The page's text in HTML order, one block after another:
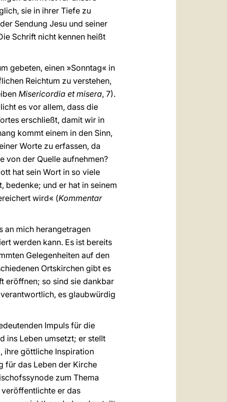
sie in ihrer Tiefe zu
Sendung Jesu und seiner
Schrift nicht kennen heißt
gebeten, einen »Sonntag« in
Reichtum zu verstehen,
Misericordia et misera, 7).
es vor allem, dass die
erschließt, damit wir in
kommt einem in den Sinn,
Worte zu erfassen, da
von der Quelle aufnehmen?
hat sein Wort in so viele
bedenke; und er hat in seinem
wird« (Kommentar
an mich herangetragen
werden kann. Es ist bereits
Gelegenheiten auf den
Ortskirchen gibt es
eröffnen; so sind sie dankbar
es glaubwürdig
Impuls für die
ins Leben umsetzt; er stellt
ihre göttliche Inspiration
für das Leben der Kirche
zum Thema
veröffentlichte er das